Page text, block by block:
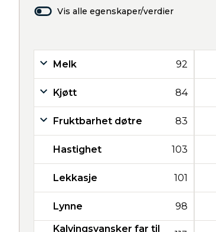
Vis alle egenskaper/verdier
Melk 92
Kjøtt 84
Fruktbarhet døtre 83
Hastighet 103
Lekkasje 101
Lynne 98
Kalvingsvansker far til